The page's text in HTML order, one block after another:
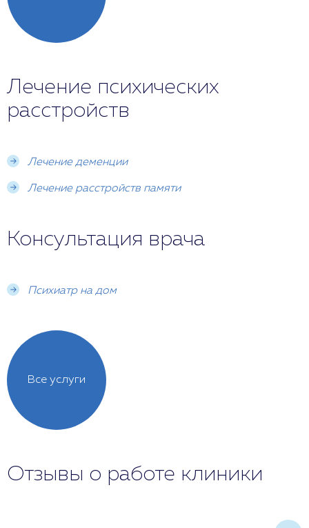
Лечение психических
расстройств
Лечение деменции
Лечение расстройств памяти
Консультация врача
Психиатр на дом
Все услуги
Отзывы о работе клиники